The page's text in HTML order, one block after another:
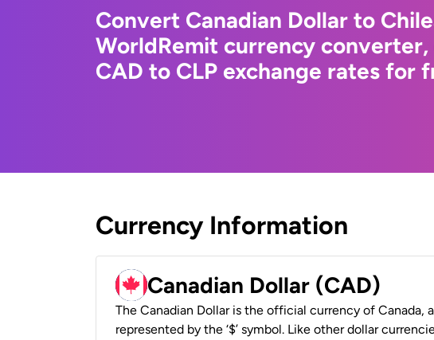
Convert Canadian Dollar to
WorldRemit currency
CAD to CLP exchange rates for
Currency Information
Canadian Dollar (CAD)
The Canadian Dollar is the official currency of Canada,
represented by the ‘$’ symbol. Like other dollar